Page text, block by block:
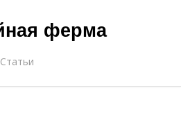
ферма
Статьи